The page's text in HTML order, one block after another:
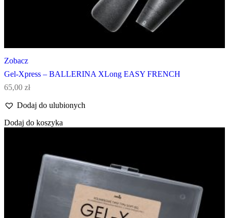
Zobacz
Gel-Xpress – BALLERINA XLong EASY FRENCH
65,00 zł
Dodaj do ulubionych
Dodaj do koszyka